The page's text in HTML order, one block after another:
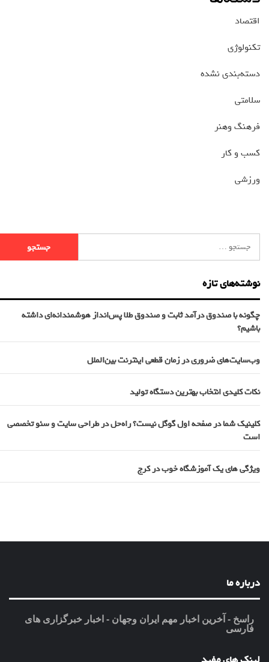
اقتصاد
تکنولوژی
دسته‌بندی نشده
سلامتی
فرهنگ وهنر
کسب و کار
ورزشی
نوشته‌های تازه
چگونه با صندوق درآمد ثابت و صندوق طلا پس‌انداز هوشمندانه‌ای داشته
باشیم؟
وب‌سایت‌های ضروری در زمان قطعی اینترنت بین‌الملل
نکات کلیدی انتخاب بهترین دستگاه تولید
کلینیک شما در صفحه اول گوگل نیست؟ راه‌حل در طراحی سایت و سئو تخصصی
است
ویژگی های یک آموزشگاه خوب در کرج
درباره ما
راسخ - آخرین اخبار مهم ایران وجهان - اخبار خبرگزاری های
فارسی